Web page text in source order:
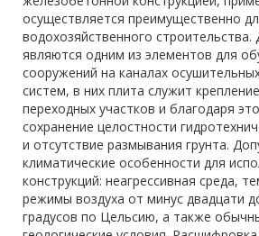
осуществляется преимущественно
водохозяйственного строительства.
являются одним из элементов для
сооружений на каналах
систем, в них плита служит
переходных участков и благодаря
сохранение целостности
и отсутствие размывания грунта.
климатические особенности для
конструкций: неагрессивная среда,
режимы воздуха от минус двадцати
градусов по Цельсию, а также